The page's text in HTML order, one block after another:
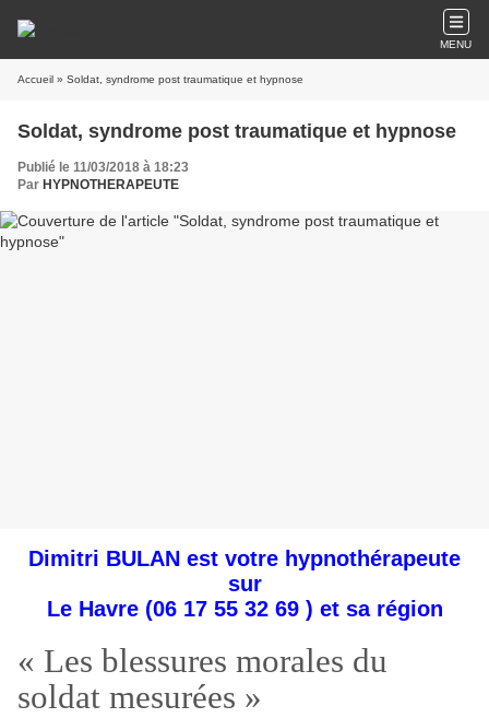
MENU
Accueil » Soldat, syndrome post traumatique et hypnose
Soldat, syndrome post traumatique et hypnose
Publié le 11/03/2018 à 18:23
Par HYPNOTHERAPEUTE
Dimitri BULAN est votre hypnothérapeute
sur
Le Havre (06 17 55 32 69 ) et sa région
« Les blessures morales du
soldat mesurées »